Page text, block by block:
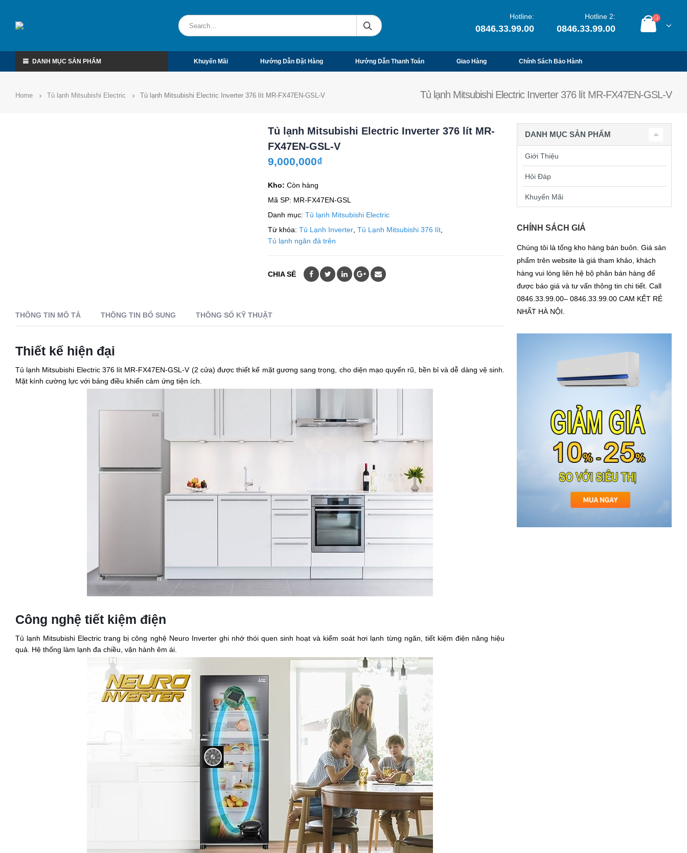
Hotline:
0846.33.99.00
Hotline 2:
0846.33.99.00
DANH MỤC SẢN PHẨM Khuyến Mãi Hướng Dẫn Đặt Hàng Hướng Dẫn Thanh Toán Giao Hàng Chính Sách Bảo Hành
Tủ lạnh Mitsubishi Electric Inverter 376 lít MR-FX47EN-GSL-V
Home Tủ lạnh Mitsubishi Electric Tủ lạnh Mitsubishi Electric Inverter 376 lít MR-FX47EN-GSL-V
Tủ lạnh Mitsubishi Electric Inverter 376 lít MR-
FX47EN-GSL-V
9,000,000₫
Kho: Còn hàng
Mã SP: MR-FX47EN-GSL
Danh mục: Tủ lạnh Mitsubishi Electric
Từ khóa: Tủ Lạnh Inverter, Tủ Lạnh Mitsubishi 376 lít,
Tủ lạnh ngăn đá trên
CHIA SẺ
THÔNG TIN MÔ TẢ THÔNG TIN BỔ SUNG THÔNG SỐ KỸ THUẬT
Thiết kế hiện đại
Tủ lạnh Mitsubishi Electric 376 lít MR-FX47EN-GSL-V (2 cửa) được thiết kế mặt gương sang trọng, cho diện mạo quyến rũ, bền bỉ và dễ dàng vệ sinh.
Mặt kính cường lực với bảng điều khiển cảm ứng tiện ích.
Công nghệ tiết kiệm điện
Tủ lạnh Mitsubishi Electric trang bị công nghệ Neuro Inverter ghi nhớ thói quen sinh hoạt và kiểm soát hơi lạnh từng ngăn, tiết kiệm điện năng hiệu
quả. Hệ thống làm lạnh đa chiều, vận hành êm ái.
DANH MỤC SẢN PHẨM
Giới Thiệu
Hỏi Đáp
Khuyến Mãi
CHÍNH SÁCH GIÁ
Chúng tôi là tổng kho hàng bán buôn. Giá sản
phẩm trên website là giá tham khảo, khách
hàng vui lòng liên hệ bộ phân bán hàng để
được báo giá và tư vấn thông tin chi tiết. Call
0846.33.99.00– 0846.33.99.00 CAM KẾT RẺ
NHẤT HÀ NỘI.